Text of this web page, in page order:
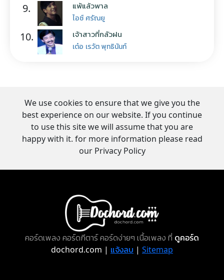
9. แพ้แล้วพาล
ไอซ์ ศรัณยู
10. เจ้าสาวที่กลัวฝน
เต๋อ เรวัต พุทธินันท์
We use cookies to ensure that we give you the
best experience on our website. If you continue
to use this site we will assume that you are
happy with it. for more information please read
our Privacy Policy
คอร์ดเพลง คอร์ดกีตาร์ คอร์ดง่ายๆ เนื้อเพลง ที่ ดูคอร์ด
dochord.com | แจ้งลบ | Sitemap